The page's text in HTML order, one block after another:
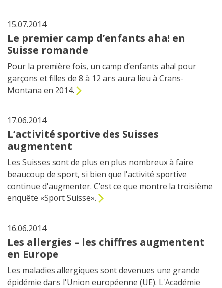
15.07.2014
Le premier camp d’enfants aha! en
Suisse romande
Pour la première fois, un camp d’enfants aha! pour
garçons et filles de 8 à 12 ans aura lieu à Crans-
Montana en 2014.
17.06.2014
L’activité sportive des Suisses
augmentent
Les Suisses sont de plus en plus nombreux à faire
beaucoup de sport, si bien que l'activité sportive
continue d'augmenter. C’est ce que montre la troisième
enquête «Sport Suisse».
16.06.2014
Les allergies – les chiffres augmentent
en Europe
Les maladies allergiques sont devenues une grande
épidémie dans l'Union européenne (UE). L'Académie